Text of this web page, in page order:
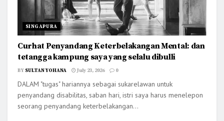
SINGAPURA
Curhat Penyandang Keterbelakangan Mental: dan
tetangga kampung saya yang selalu dibulli
BY SULTAN YOHANA July 23, 2026 0
DALAM "tugas" hariannya sebagai sukarelawan untuk
penyandang disabilitas, saban hari, istri saya harus menelepon
seorang penyandang keterbelakangan...